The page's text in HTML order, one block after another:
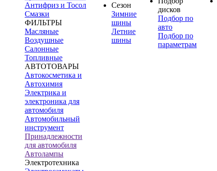
Антифриз и Тосол
Смазки
ФИЛЬТРЫ
Масляные
Воздушные
Салонные
Топливные
АВТОТОВАРЫ
Автокосметика и
Автохимия
Электрика и
электроника для
автомобиля
Автомобильный
инструмент
Принадлежности
для автомобиля
Автолампы
Электротехника
Сезон
Зимние
шины
Летние
шины
дисков
Подбор по
авто
Подбор по
параметрам